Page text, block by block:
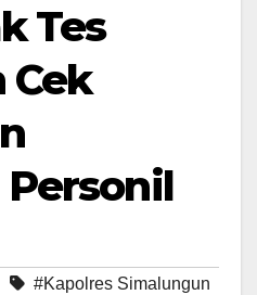
Tes
Cek
#Kapolres Simalungun